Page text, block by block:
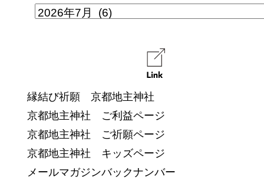
縁結び祈願 京都地主神社
京都地主神社 ご利益ページ
京都地主神社 ご祈願ページ
京都地主神社 キッズページ
メールマガジンバックナンバー